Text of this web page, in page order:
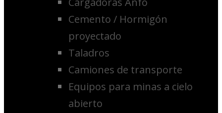
Cemento / Hormigón
proyectado
Taladros
Camiones de transporte
Equipos para minas a cielo
abierto